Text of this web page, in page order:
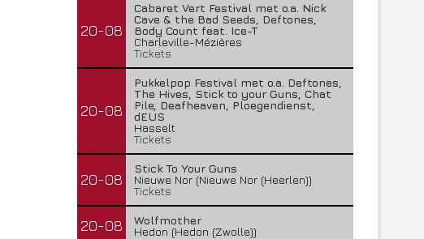
20-08
Cabaret Vert Festival met o.a. Nick
Cave & the Bad Seeds, Deftones,
Body Count feat. Ice-T
Charleville-Mézières
Tickets
20-08
Pukkelpop Festival met o.a. Deftones,
The Hives, Stick to your Guns, Chat
Pile, Deafheaven, Ploegendienst,
dEUS
Hasselt
Tickets
20-08
Stick To Your Guns
Nieuwe Nor (Nieuwe Nor (Heerlen))
Tickets
20-08
Wolfmother
Hedon (Hedon (Zwolle))